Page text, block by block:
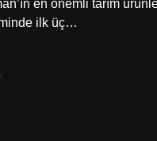
en önemli tarım
ilk üç…